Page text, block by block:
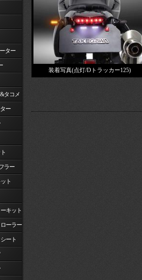
ター
タコメ
ー
ラー
ト
キット
ーラー
ート
装着写真(点灯/Dトラッカー125)